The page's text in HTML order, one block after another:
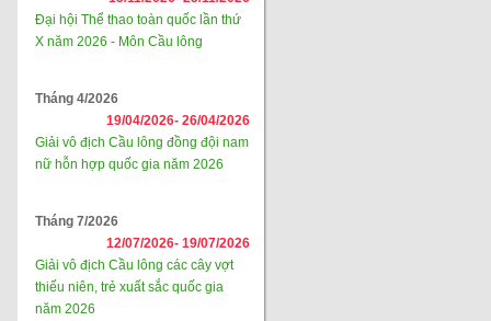
Đại hội Thể thao toàn quốc lần thứ
X năm 2026 - Môn Cầu lông
Tháng 4/2026
19/04/2026- 26/04/2026
Giải vô địch Cầu lông đồng đội nam
nữ hỗn hợp quốc gia năm 2026
Tháng 7/2026
12/07/2026- 19/07/2026
Giải vô địch Cầu lông các cây vợt
thiếu niên, trẻ xuất sắc quốc gia
năm 2026